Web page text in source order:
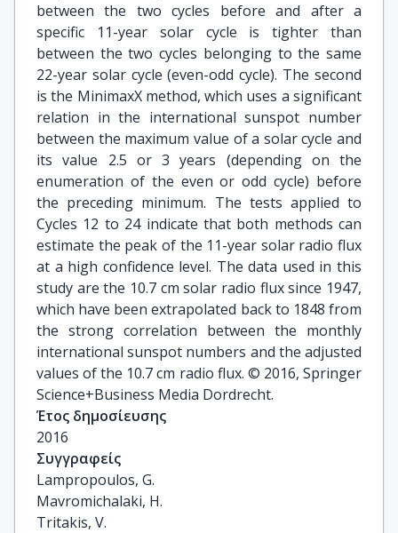
between the two cycles before and after a
specific 11-year solar cycle is tighter than
between the two cycles belonging to the same
22-year solar cycle (even-odd cycle). The second
is the MinimaxX method, which uses a significant
relation in the international sunspot number
between the maximum value of a solar cycle and
its value 2.5 or 3 years (depending on the
enumeration of the even or odd cycle) before
the preceding minimum. The tests applied to
Cycles 12 to 24 indicate that both methods can
estimate the peak of the 11-year solar radio flux
at a high confidence level. The data used in this
study are the 10.7 cm solar radio flux since 1947,
which have been extrapolated back to 1848 from
the strong correlation between the monthly
international sunspot numbers and the adjusted
values of the 10.7 cm radio flux. © 2016, Springer
Science+Business Media Dordrecht.
Έτος δημοσίευσης
2016
Συγγραφείς
Lampropoulos, G.
Mavromichalaki, H.
Tritakis, V.